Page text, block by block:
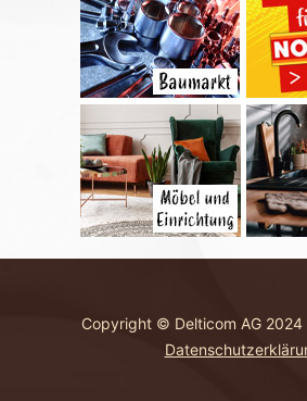
Copyright © Delticom AG 2024 |